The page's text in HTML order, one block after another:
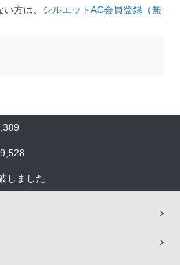
方は、 シルエットAC会員登録（無
しました